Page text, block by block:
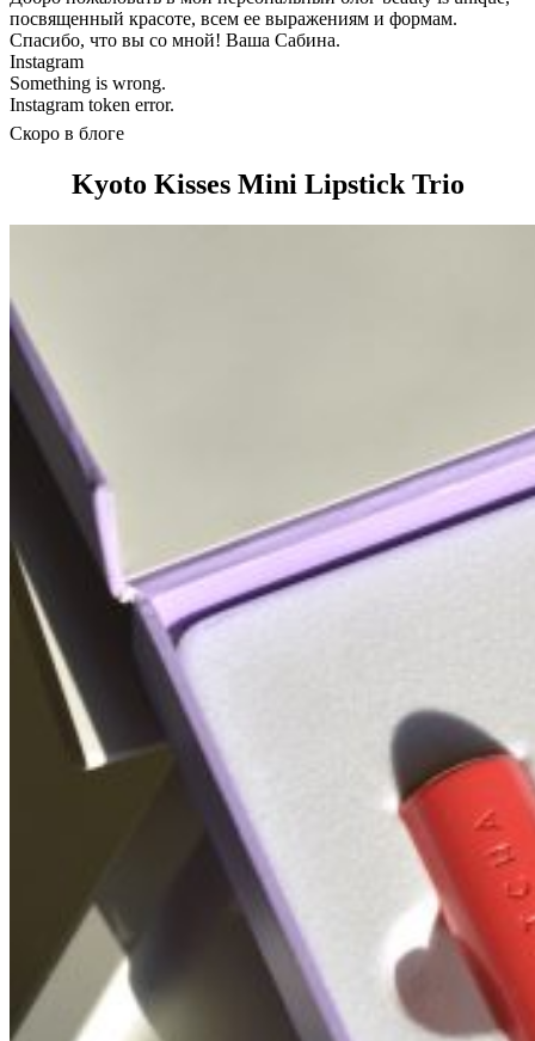
посвященный красоте, всем ее выражениям и формам.
Спасибо, что вы со мной! Ваша Сабина.
Instagram
Something is wrong.
Instagram token error.
Скоро в блоге
Kyoto Kisses Mini Lipstick Trio